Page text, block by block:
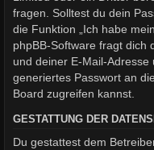
fragen. Solltest du dein
die Funktion „Ich habe
phpBB-Software fragt dich
und deiner E-Mail-
generiertes Passwort an
Board zugreifen kannst.
GESTATTUNG DER
Du gestattest dem